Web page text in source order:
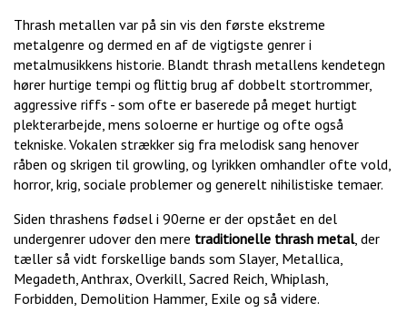
Thrash metallen var på sin vis den første ekstreme
metalgenre og dermed en af de vigtigste genrer i
metalmusikkens historie. Blandt thrash metallens kendetegn
hører hurtige tempi og flittig brug af dobbelt stortrommer,
aggressive riffs - som ofte er baserede på meget hurtigt
plekterarbejde, mens soloerne er hurtige og ofte også
tekniske. Vokalen strækker sig fra melodisk sang henover
råben og skrigen til growling, og lyrikken omhandler ofte vold,
horror, krig, sociale problemer og generelt nihilistiske temaer.
Siden thrashens fødsel i 90erne er der opstået en del
undergenrer udover den mere traditionelle thrash metal, der
tæller så vidt forskellige bands som Slayer, Metallica,
Megadeth, Anthrax, Overkill, Sacred Reich, Whiplash,
Forbidden, Demolition Hammer, Exile og så videre.